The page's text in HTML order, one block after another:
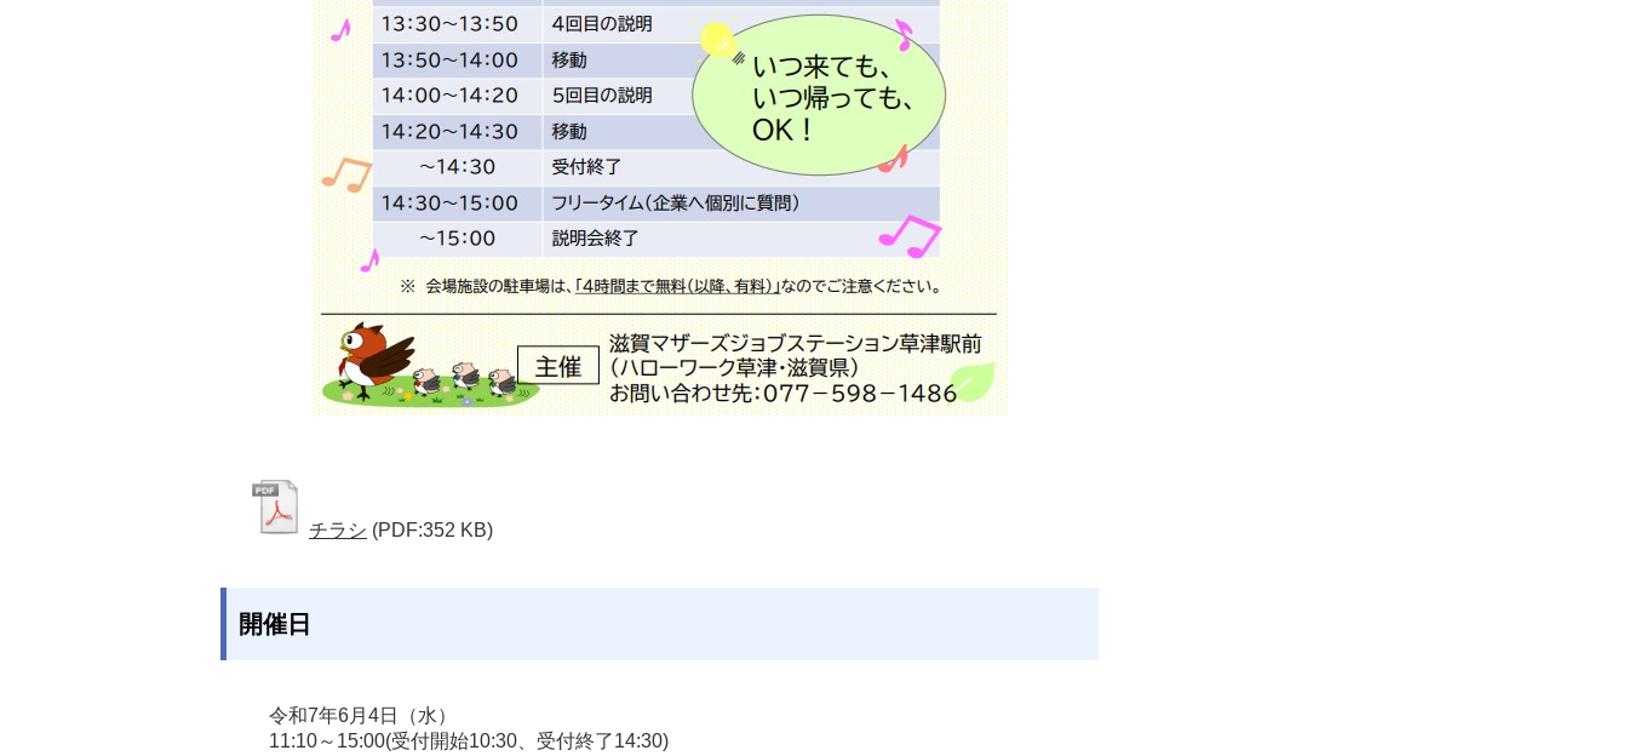
チラシ (PDF:352 KB)
開催日
令和7年6月4日（水）
11:10～15:00(受付開始10:30、受付終了14:30)